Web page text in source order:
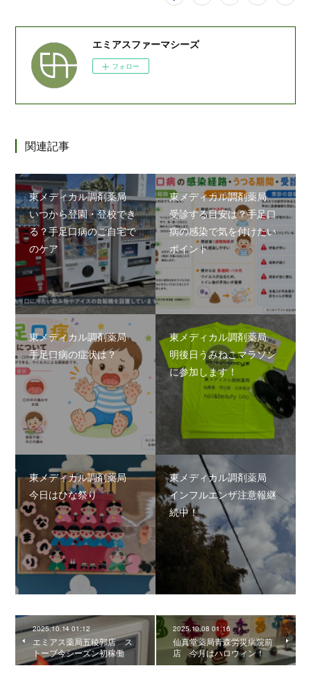
エミアスファーマシーズ
フォロー
関連記事
東メディカル調剤薬局
いつから登園・登校でき
る？手足口病のご自宅で
のケア
東メディカル調剤薬局
受診する目安は？手足口
病の感染で気を付けたい
ポイント
東メディカル調剤薬局
手足口病の症状は？
東メディカル調剤薬局
明後日うみねこマラソン
に参加します！
東メディカル調剤薬局
今日はひな祭り
東メディカル調剤薬局
インフルエンザ注意報継
続中！
2025.10.14 01:12
エミアス薬局五稜郭店 ス
トーブ今シーズン初稼働
2025.10.08 01:16
仙真堂薬局青森労災病院前
店 今月はハロウィン！